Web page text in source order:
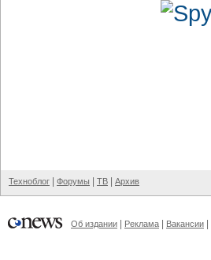
Техноблог Форумы ТВ Архив
Об издании Реклама Вакансии